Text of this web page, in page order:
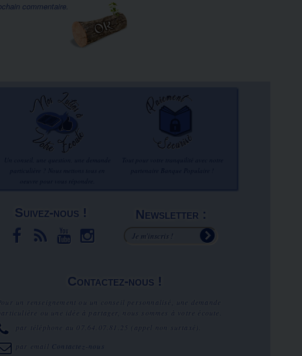
commentaire.
Suivez-nous ! Newsletter :
Contactez-nous !
un renseignement ou un conseil personnalisé, une demande
ou une idée à partager, nous sommes à votre écoute.
par téléphone au 07.64.07.81.25 (appel non surtaxé).
par email Contactez-nous